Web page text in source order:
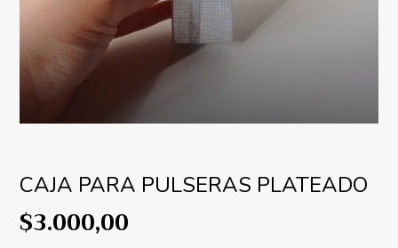
CAJA PARA PULSERAS PLATEADO
$3.000,00